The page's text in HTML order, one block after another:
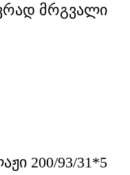
მრგვალი
200/93/31*5